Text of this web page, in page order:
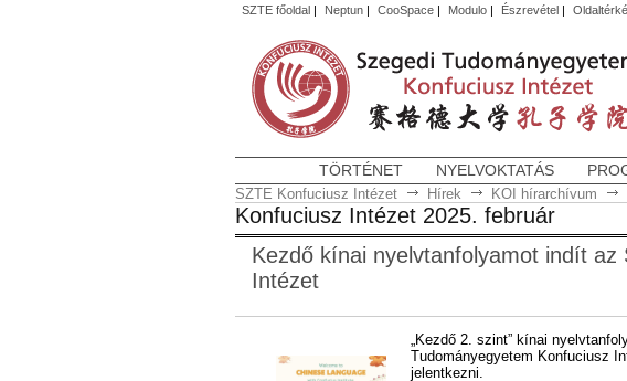
SZTE főoldal| Neptun| CooSpace| Modulo| Észrevétel|
TÖRTÉNET NYELVOKTATÁS
SZTE Konfuciusz Intézet Hírek KOI hírarchívum
Konfuciusz Intézet 2025. február
Kezdő kínai nyelvtanfolyamot indít az
Intézet
„Kezdő 2. szint” kínai
Tudományegyetem Konfuciusz
jelentkezni.